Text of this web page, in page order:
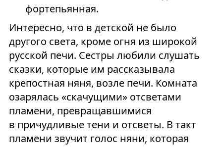
фортепьянная.
Интересно, что в детской не было
другого света, кроме огня из широкой
русской печи. Сестры любили слушать
сказки, которые им рассказывала
крепостная няня, возле печи. Комната
озарялась «скачущими» отсветами
пламени, превращавшимися
в причудливые тени и отсветы. В такт
пламени звучит голос няни, которая